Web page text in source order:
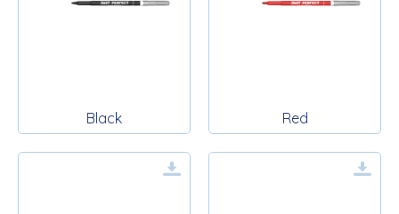
Black Red